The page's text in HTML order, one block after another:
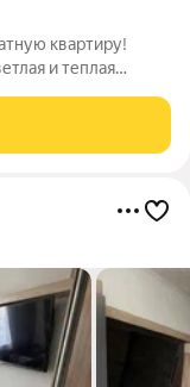
квартиру!
и теплая
Планировка: